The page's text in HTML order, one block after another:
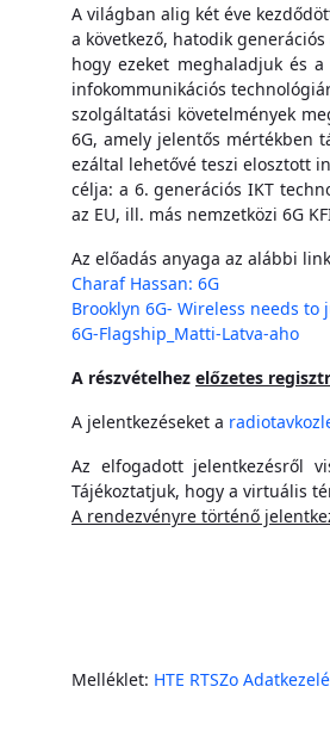
A világban alig két éve
a következő, hatodik
hogy ezeket meghaladjuk és
infokommunikációs
szolgáltatási követelmények
6G, amely jelentős mértékben
ezáltal lehetővé teszi elosztott
célja: a 6. generációs IKT
az EU, ill. más nemzetközi 6G
Az előadás anyaga az alábbi
Charaf Hassan: 6G
Brooklyn 6G- Wireless needs to
6G-Flagship_Matti-Latva-aho
A részvételhez előzetes
A jelentkezéseket a
Az elfogadott jelentkezésről
Tájékoztatjuk, hogy a virtuális
A rendezvényre történő
Melléklet: HTE RTSZo